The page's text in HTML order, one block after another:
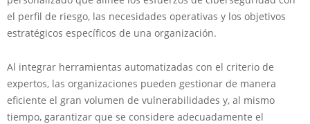
el perfil de riesgo, las necesidades operativas y los objetivos
estratégicos específicos de una organización.
Al integrar herramientas automatizadas con el criterio de
expertos, las organizaciones pueden gestionar de manera
eficiente el gran volumen de vulnerabilidades y, al mismo
tiempo, garantizar que se considere adecuadamente el